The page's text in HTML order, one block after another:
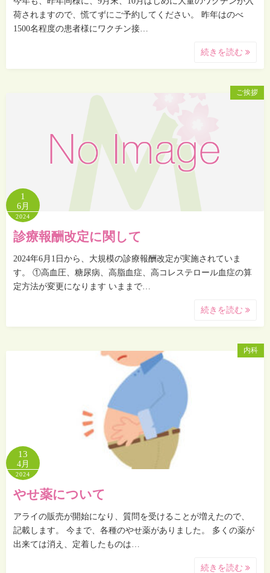
荷されますので、慌てずにご予約してください。 昨年はのべ
1500名程度の患者様にワクチン接…
続きを読む
ご挨拶
1
6月
2024
診療報酬改定に関して
2024年6月1日から、大規模の診療報酬改定が実施されていま
す。 ①高血圧、糖尿病、高脂血症、高コレステロール血症の算
定方法が変更になります いままで…
続きを読む
内科
13
4月
2024
やせ薬について
アライの販売が開始になり、質問を受けることが増えたので、
記載します。 今まで、各種のやせ薬がありました。 多くの薬が
出来ては消え、定着したものは…
続きを読む